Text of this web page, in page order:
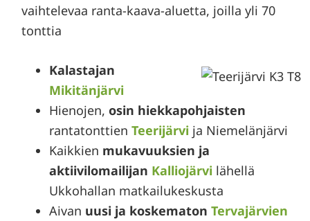
vaihtelevaa ranta-kaava-aluetta, joilla yli 70
tonttia
Kalastajan
Mikitänjärvi
Hienojen,osin hiekkapohjaisten
rantatonttienTeerijärvi ja Niemelänjärvi
Kaikkien mukavuuksien ja
aktiivilomailijan Kalliojärvi lähellä
Ukkohallan matkailukeskusta
Aivan uusi ja koskematon Tervajärvien